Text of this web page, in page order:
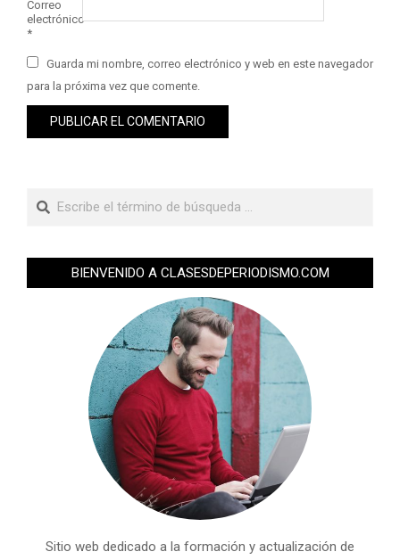
Correo
electrónico
*
Guarda mi nombre, correo electrónico y web en este navegador
para la próxima vez que comente.
BIENVENIDO A CLASESDEPERIODISMO.COM
Sitio web dedicado a la formación y actualización de